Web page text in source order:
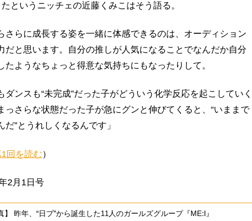
というニッチェの近藤くみこはそう語る。
さらに成長する姿を一緒に体感できるのは、オーディション
だと思います。自分の推しが人気になることでなんだか自分
たようなちょっと得意な気持ちにもなったりして。
ンスも“未完成”だった子がどういう化学反応を起こしていく
っさらな状態だった子が急にグンと伸びてくると、“いままで
”とうれしくなるんです」
回を読む）
2月1日号
】 昨年、“日プ”から誕生した11人のガールズグループ『ME:I』